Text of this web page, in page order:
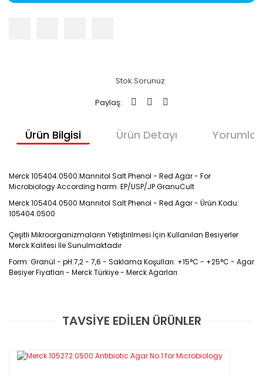
Stok Sorunuz
Paylaş:
Ürün Bilgisi Ürün Detayı Yorumlar
Merck 105404.0500 Mannitol Salt Phenol - Red Agar - For
Microbiology According harm. EP/USP/JP GranuCult
Merck 105404.0500 Mannitol Salt Phenol - Red Agar - Ürün Kodu:
105404.0500
Çeşitli Mikroorganizmaların Yetiştirilmesi İçin Kullanılan Besiyerler
Merck Kalitesi İle Sunulmaktadır
Form: Granül - pH:7,2 - 7,6 - Saklama Koşulları: +15°C - +25°C - Agar
Besiyer Fiyatları - Merck Türkiye - Merck Agarları
Bu ürüne ilk yorumu siz yapın!
Yorum Yaz
TAVSİYE EDİLEN ÜRÜNLER